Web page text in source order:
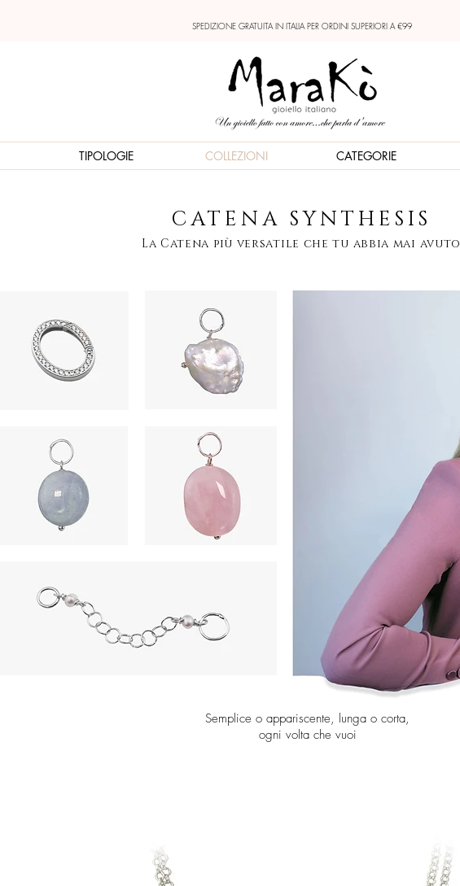
SPEDIZIONE GRATUITA IN ITALIA PER ORDINI SUPERIORI A €99
TIPOLOGIE COLLEZIONI CATEGORIE
CATENA SYNTHESIS
La Catena più versatile che tu abbia mai avuto
Semplice o appariscente, lunga o corta,
ogni volta che vuoi